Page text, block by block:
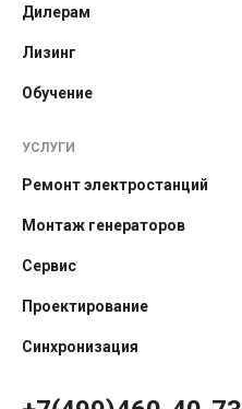
Дилерам
Лизинг
Обучение
УСЛУГИ
Ремонт электростанций
Монтаж генераторов
Сервис
Проектирование
Синхронизация